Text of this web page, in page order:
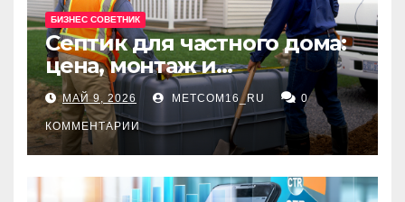
БИЗНЕС СОВЕТНИК
Септик для частного дома:
цена, монтаж и
организация автономной
канализации
МАЙ 9, 2026 METCOM16_RU 0
КОММЕНТАРИИ